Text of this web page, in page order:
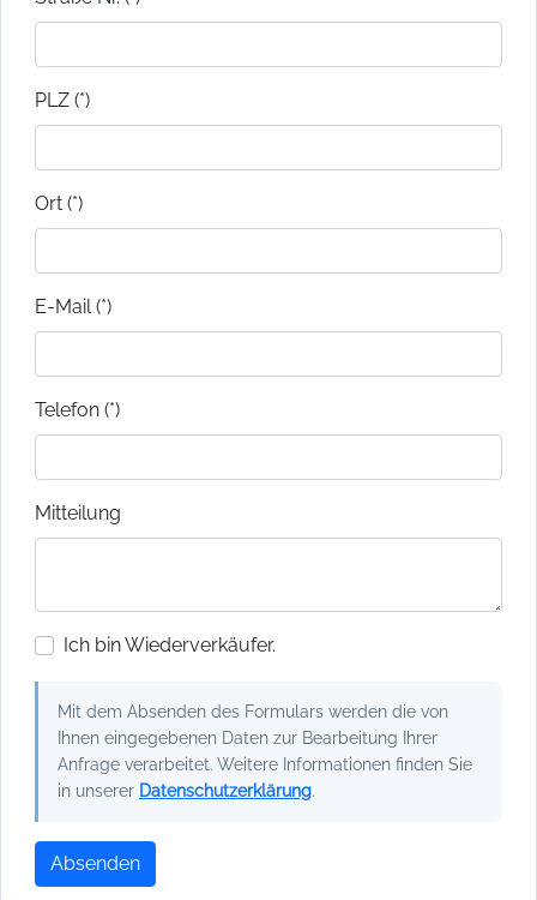
PLZ (*)
Ort (*)
E-Mail (*)
Telefon (*)
Mitteilung
Ich bin Wiederverkäufer.
Mit dem Absenden des Formulars werden die von
Ihnen eingegebenen Daten zur Bearbeitung Ihrer
Anfrage verarbeitet. Weitere Informationen finden Sie
in unserer Datenschutzerklärung.
Absenden